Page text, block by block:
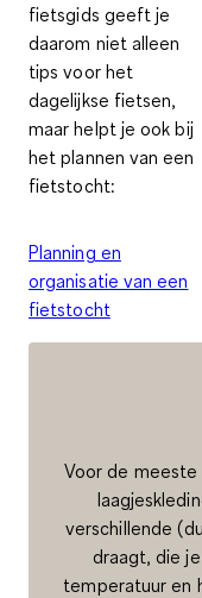
fietsgids geeft je
daarom niet alleen
tips voor het
dagelijkse fietsen,
maar helpt je ook bij
het plannen van een
fietstocht:
Planning en
organisatie van een
fietstocht
Voor de
verschillende
draagt, die
temperatuur en